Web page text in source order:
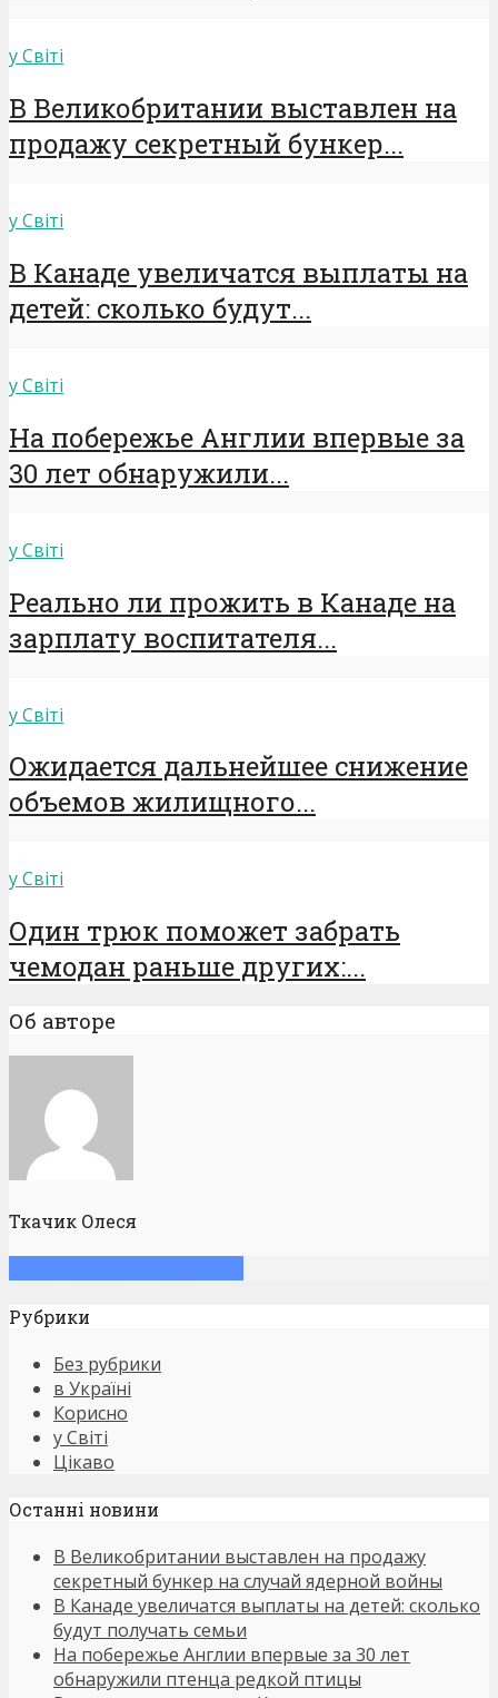
у Світі
В Великобритании выставлен на
продажу секретный бункер...
у Світі
В Канаде увеличатся выплаты на
детей: сколько будут...
у Світі
На побережье Англии впервые за
30 лет обнаружили...
у Світі
Реально ли прожить в Канаде на
зарплату воспитателя...
у Світі
Ожидается дальнейшее снижение
объемов жилищного...
у Світі
Один трюк поможет забрать
чемодан раньше других:...
Об авторе
Ткачик Олеся
Рубрики
Без рубрики
в Україні
Корисно
у Світі
Цікаво
Останнi новини
В Великобритании выставлен на продажу
секретный бункер на случай ядерной войны
В Канаде увеличатся выплаты на детей: сколько
будут получать семьи
На побережье Англии впервые за 30 лет
обнаружили птенца редкой птицы